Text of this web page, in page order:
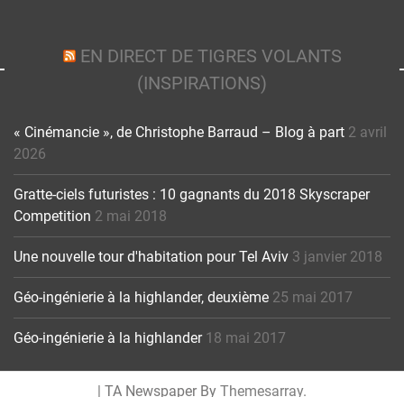
EN DIRECT DE TIGRES VOLANTS
(INSPIRATIONS)
« Cinémancie », de Christophe Barraud – Blog à part 2 avril
2026
Gratte-ciels futuristes : 10 gagnants du 2018 Skyscraper
Competition 2 mai 2018
Une nouvelle tour d'habitation pour Tel Aviv 3 janvier 2018
Géo-ingénierie à la highlander, deuxième 25 mai 2017
Géo-ingénierie à la highlander 18 mai 2017
| TA Newspaper By Themesarray.